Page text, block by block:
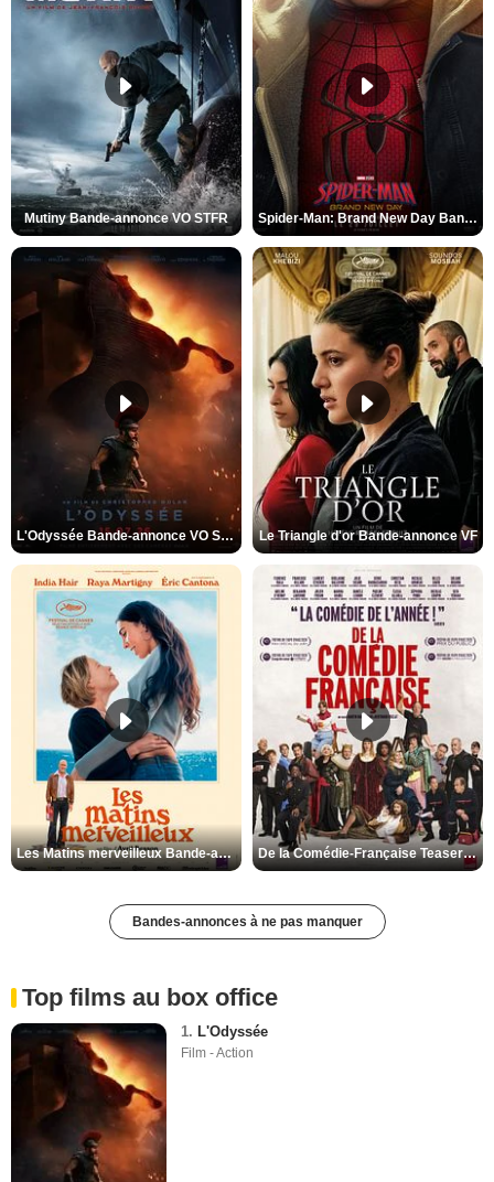
Mutiny Bande-annonce VO STFR Spider-Man: Brand New Day Bande-annonce VO STFR
L'Odyssée Bande-annonce VO STFR Le Triangle d'or Bande-annonce VF
Les Matins merveilleux Bande-annonce VF De la Comédie-Française Teaser VF
Bandes-annonces à ne pas manquer
Top films au box office
1. L'Odyssée
Film - Action